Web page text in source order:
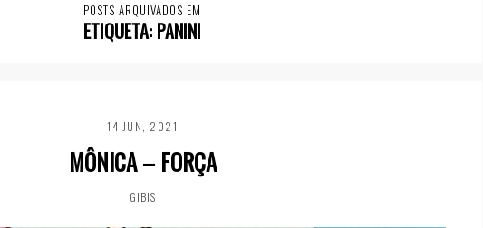
POSTS ARQUIVADOS EM
ETIQUETA: PANINI
14 JUN, 2021
MÔNICA – FORÇA
GIBIS